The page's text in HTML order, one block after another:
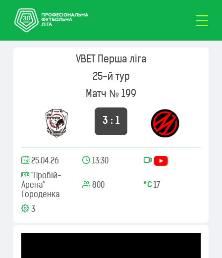
VBET Перша ліга
25-й тур
Матч № 199
3 : 1
25.04.26
13:30
"Пробій-
Арена"
Городенка
800 17
3